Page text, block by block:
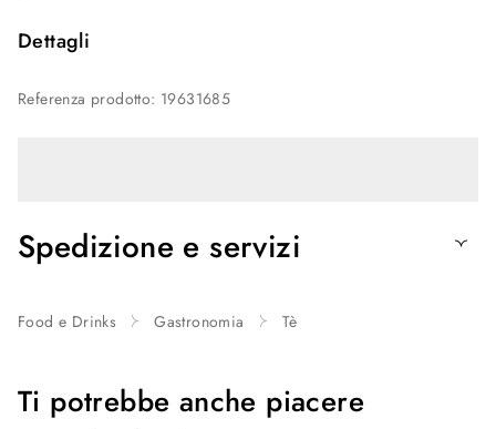
Dettagli
Referenza prodotto: 19631685
Spedizione e servizi
Food e Drinks Gastronomia Tè
Ti potrebbe anche piacere